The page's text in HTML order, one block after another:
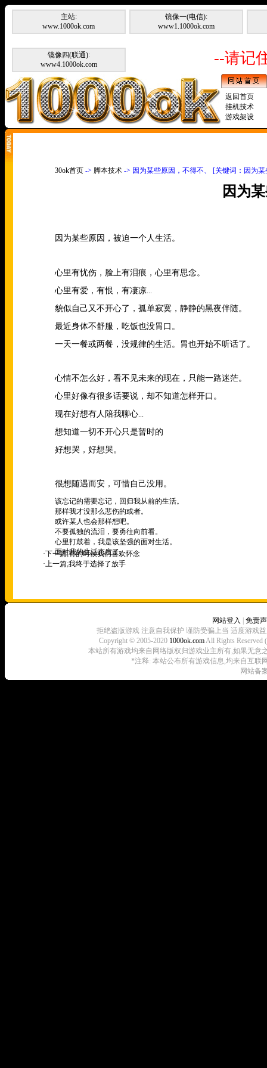
主站:
www.1000ok.com
镜像一(电信):
www1.1000ok.com
镜像四(联通):
www4.1000ok.com
--请记
返回首页
挂机技术
游戏架设
30ok首页 -> 脚本技术 -> 因为某些原因，不得不、 [关键词：因为
因为
因为某些原因，被迫一个人生活。
心里有忧伤，脸上有泪痕，心里有思念。
心里有爱，有恨，有凄凉...
貌似自己又不开心了，孤单寂寞，静静的黑夜伴随。
最近身体不舒服，吃饭也没胃口。
一天一餐或两餐，没规律的生活。胃也开始不听话了。
心情不怎么好，看不见未来的现在，只能一路迷茫。
心里好像有很多话要说，却不知道怎样开口。
现在好想有人陪我聊心...
想知道一切不开心只是暂时的
好想哭，好想哭。
很想随遇而安，可惜自己没用。
该忘记的需要忘记，回归我从前的生活。
那样我才没那么悲伤的或者。
或许某人也会那样想吧。
不要孤独的流泪，要勇往向前看。
心里打鼓着，我是该坚强的面对生活。
面对我的生活态度了。
·下一篇;有的时候我们喜欢怀念
·上一篇;我终于选择了放手
网站登入
免责
拒绝盗版游戏 注意自我保护 谨防受骗上当 适度游戏
Copyright © 2005-2020 1000ok.comAll Rights
本站所有游戏均来自网络版权归游戏业主所有,如果无意
*注释: 本站公布所有游戏信息,均来自互联
网站备